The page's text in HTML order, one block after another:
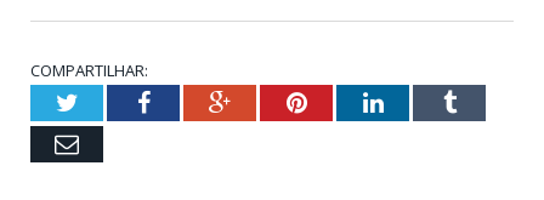
COMPARTILHAR:
TwitterFacebookGoogle+PinterestLinkedInTumblr
Email